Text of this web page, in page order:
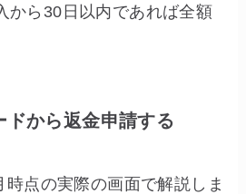
から30日以内であれば全額
から返金申請する
時点の実際の画面で解説しま